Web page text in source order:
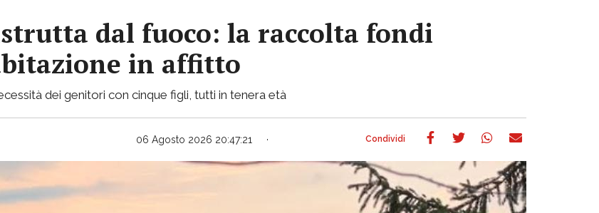
dal fuoco: la raccolta fondi
in affitto
dei genitori con cinque figli, tutti in tenera età
06 Agosto 2026 20:47:21